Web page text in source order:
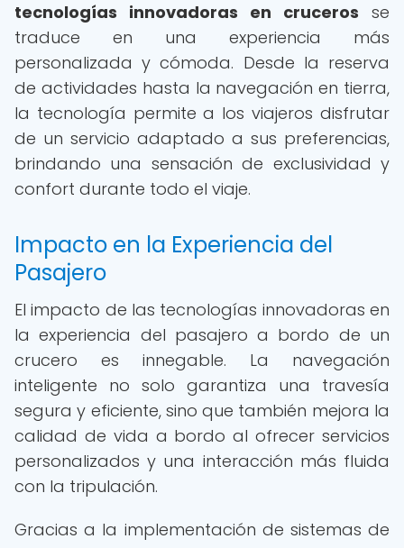
tecnologías innovadoras en cruceros se
traduce en una experiencia más
personalizada y cómoda. Desde la reserva
de actividades hasta la navegación en tierra,
la tecnología permite a los viajeros disfrutar
de un servicio adaptado a sus preferencias,
brindando una sensación de exclusividad y
confort durante todo el viaje.
Impacto en la Experiencia del
Pasajero
El impacto de las tecnologías innovadoras en
la experiencia del pasajero a bordo de un
crucero es innegable. La navegación
inteligente no solo garantiza una travesía
segura y eficiente, sino que también mejora la
calidad de vida a bordo al ofrecer servicios
personalizados y una interacción más fluida
con la tripulación.
Gracias a la implementación de sistemas de